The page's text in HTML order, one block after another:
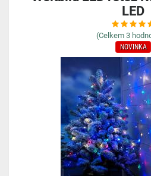
LED
(Celkem 3
NOVINKA